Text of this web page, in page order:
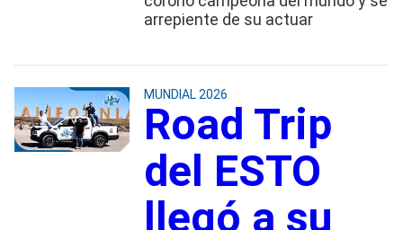
arrepiente de su actuar
MUNDIAL 2026
Road Trip
del ESTO
llegó a su